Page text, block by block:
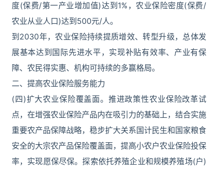
度(保费/第一产业增加值)达到1%，农业保险密度(保费/
农业从业人口)达到500元/人。
到2030年，农业保险持续提质增效、转型升级，总体发
展基本达到国际先进水平，实现补贴有效率、产业有保
障、农民得实惠、机构可持续的多赢格局。
二、提高农业保险服务能力
(四)扩大农业保险覆盖面。推进政策性农业保险改革试
点，在增强农业保险产品内在吸引力的基础上，结合实施
重要农产品保障战略，稳步扩大关系国计民生和国家粮食
安全的大宗农产品保险覆盖面，提高小农户农业保险投保
率，实现愿保尽保。探索依托养殖企业和规模养殖场(户)